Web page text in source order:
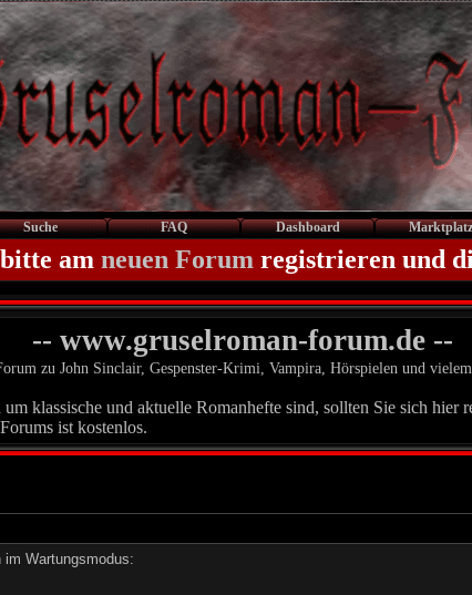
Suche FAQ Dashboard
am neuen Forum registrieren und
-- www.gruselroman-forum.de --
zu John Sinclair, Gespenster-Krimi, Vampira, Hörspielen und
klassische und aktuelle Romanhefte sind, sollten Sie sich
ist kostenlos.
Wartungsmodus: